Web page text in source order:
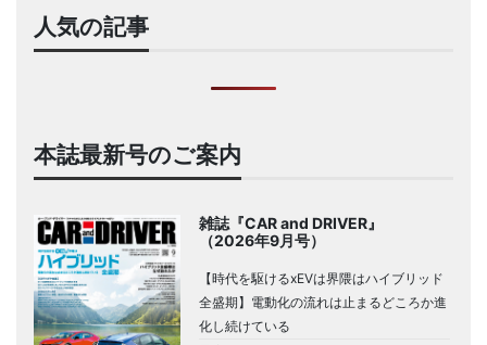
人気の記事
本誌最新号のご案内
雑誌『CAR and DRIVER』
（2026年9月号）
【時代を駆けるxEVは界隈はハイブリッド
全盛期】電動化の流れは止まるどころか進
化し続けている